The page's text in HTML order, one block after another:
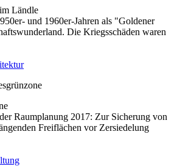
Ländle
und 1960er-Jahren als "Goldener
Die Kriegsschäden waren
Raumplanung 2017: Zur Sicherung von
Freiflächen vor Zersiedelung